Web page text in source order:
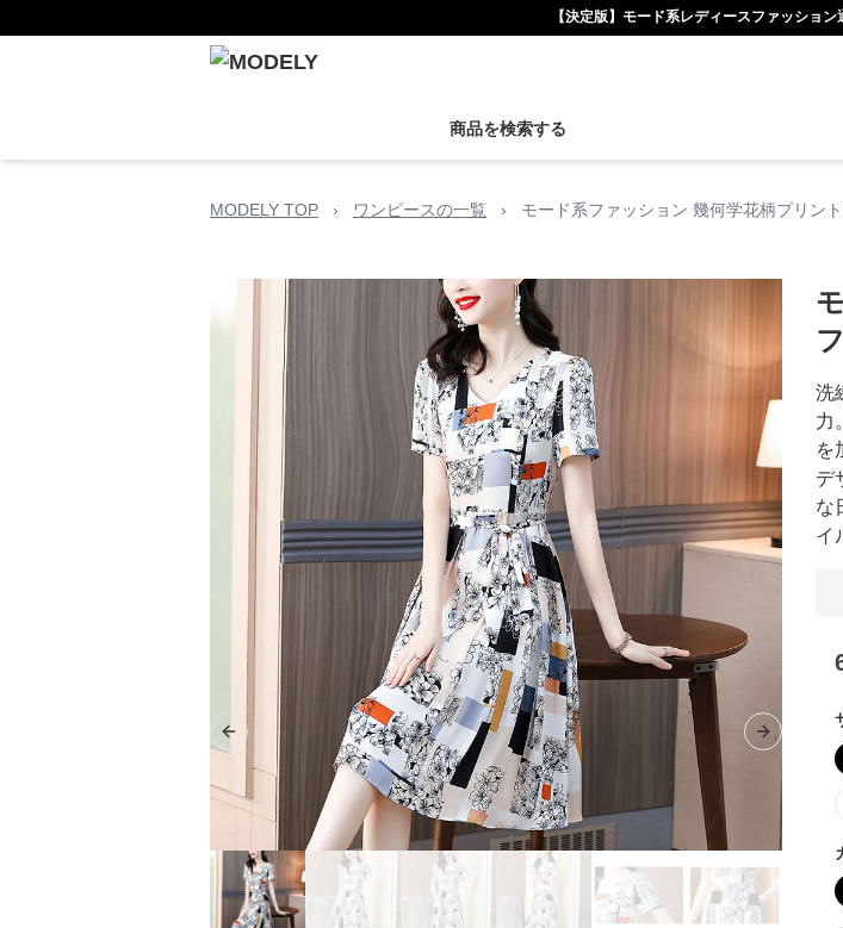
【決定版】モード系レディースファッショ
商品を検索する
MODELY TOP › ワンピースの一覧 › モード系ファッション 幾何学花柄プリン
Previous slide Next slide
洗
力
を
デ
な
イ